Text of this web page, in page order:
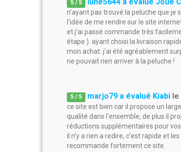
5 / 5
n'ayant pas trouvé la peluche que je
l'idée de me rendre sur le site
et j'ai passé commande très
étape ). ayant choisi la livraison
mon achat. j'ai été agréablement
ne pouvait rien arriver à la peluche !
5 / 5 marjo79 a évalué Kiabi le
ce site est bien car il propose un
qualité dans l'ensemble, de plus il
réductions supplémentaires pour
il n'y a rien a redire, c'est rapide et
recommande fortement ce site.